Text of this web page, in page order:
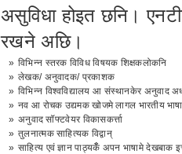
असुविधा होइत छनि।
रखने अछि।
» विभिन्न स्तरक विविध विषयक शिक्षकलोकनि
» लेखक/ अनुवादक/ प्रकाशक
» विभिन्न विश्वविद्यालय आ संस्थानकेर अनुवाद
» नव आ रोचक उद्यमक खोजमे लागल भारतीय
» अनुवाद सॉफ्टवेयर विकासकर्त्ता
» तुलनात्मक साहित्यक विद्वान्
» साहित्य एवं ज्ञान पाठ्यकँँ अपन भाषामे देखबाक